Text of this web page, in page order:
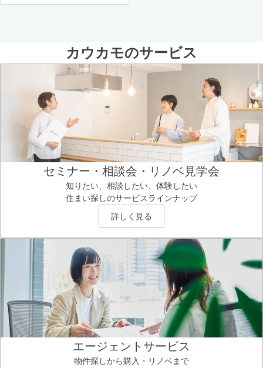
カウカモのサービス
セミナー・相談会・リノベ見学会
知りたい、相談したい、体験したい
住まい探しのサービスラインナップ
詳しく見る
エージェントサービス
物件探しから購入・リノベまで